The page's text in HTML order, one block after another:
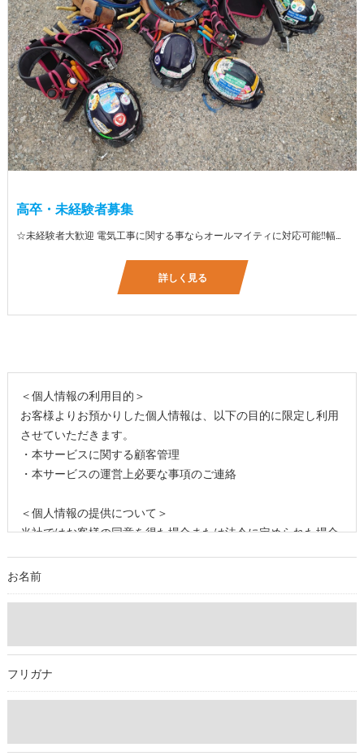
高卒・未経験者募集
☆未経験者大歓迎 電気工事に関する事ならオールマイティに対応可能‼幅広く技術を身に付けて頂けます（室内配線・室外配線、スイッチコンセント取付け、照明器具取付け、配電盤取付け、エアコン取付け、LANケーブル配線、アンテナ取付けなど） 先輩社員が一から指導を行うため未経験の方でも安心して働いていただけます♪ ☆資格支援制度あり 実績があるからこそ社内で教習と経験を積んでいただくことで資格を当社で発行できることができます。 【工具支給致します】 また新品工具と新品作業服を完全支給を致します。 高品質の作業服と工具入社してくれた方には支給致します♪
詳しく見る
＜個人情報の利用目的＞
お客様よりお預かりした個人情報は、以下の目的に限定し利用
させていただきます。
・本サービスに関する顧客管理
・本サービスの運営上必要な事項のご連絡
＜個人情報の提供について＞
当社ではお客様の同意を得た場合または法令に定められた場合
取得した個人情報を第三者に提供することはいたしません。
外部に委託する場合があります。
これらの委託先に対しては個人情報保護契約等の措置をとり、
適切な監督を行います。
当社では、個人情報の漏洩等がなされないよう、適切に安全管
お名前
フリガナ